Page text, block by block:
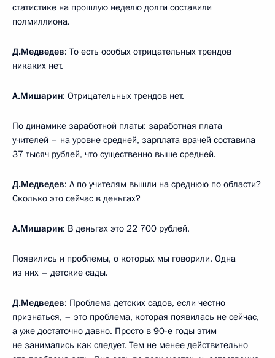
статистике на прошлую неделю долги составили
полмиллиона.
Д.Медведев: То есть особых отрицательных трендов
никаких нет.
А.Мишарин: Отрицательных трендов нет.
По динамике заработной платы: заработная плата
учителей – на уровне средней, зарплата врачей составила
37 тысяч рублей, что существенно выше средней.
Д.Медведев: А по учителям вышли на среднюю по области?
Сколько это сейчас в деньгах?
А.Мишарин: В деньгах это 22 700 рублей.
Появились и проблемы, о которых мы говорили. Одна
из них – детские сады.
Д.Медведев: Проблема детских садов, если честно
признаться, – это проблема, которая появилась не сейчас,
а уже достаточно давно. Просто в 90-е годы этим
не занимались как следует. Тем не менее действительно